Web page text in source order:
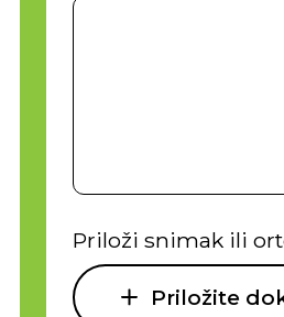
Priloži snimak ili
Priložite